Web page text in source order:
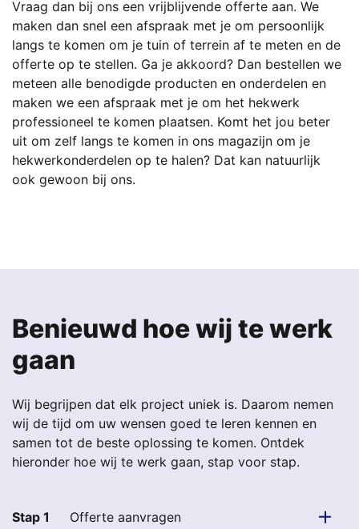
Vraag dan bij ons een vrijblijvende offerte aan. We
maken dan snel een afspraak met je om persoonlijk
langs te komen om je tuin of terrein af te meten en de
offerte op te stellen. Ga je akkoord? Dan bestellen we
meteen alle benodigde producten en onderdelen en
maken we een afspraak met je om het hekwerk
professioneel te komen plaatsen. Komt het jou beter
uit om zelf langs te komen in ons magazijn om je
hekwerkonderdelen op te halen? Dat kan natuurlijk
ook gewoon bij ons.
Benieuwd hoe wij te werk
gaan
Wij begrijpen dat elk project uniek is. Daarom nemen
wij de tijd om uw wensen goed te leren kennen en
samen tot de beste oplossing te komen. Ontdek
hieronder hoe wij te werk gaan, stap voor stap.
Stap 1 Offerte aanvragen